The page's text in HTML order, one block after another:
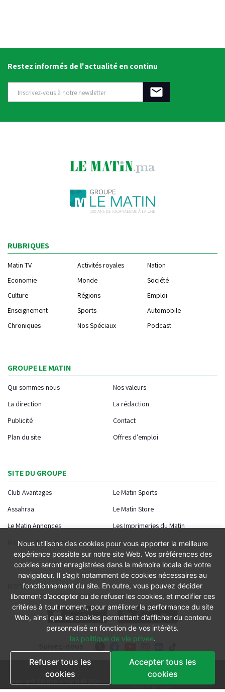
Restez informés de l'actualité en continu
Suivez-nous
RUBRIQUES
Matin TV Activités royales
Nation
Economie
Monde
Société
Culture
Régions
Emploi
Enseignement
Sports
Automobile
Chroniques
Nos Spéciaux Podcast
GROUPE LE MATIN
Qui sommes-nous
Nos valeurs
La direction
La rédaction
Publicité
Contact
Plan du site
Offres d'emploi
SITE DU GROUPE
Club Avantages
Le Matin Sports
Assahraa
Le Matin Store
Le Matin Annonces
Les Imprimeries du Matin
Morocco Today Forum
NOTRE APPLICATION
Copyright Groupe le Matin © 2026
Conditions générales
Conditions de vente
Nous utilisons des cookies pour vous apporter la meilleure
expérience possible sur notre site Web. Vos préférences des
cookies seront enregistrées dans la mémoire locale de votre
navigateur. Il s’agit notamment de cookies nécessaires au
fonctionnement du site. En outre, vous pouvez décider
librement d’accepter ou de refuser les cookies, et modifier ces
critères à tout moment, pour améliorer la performance du site
Web, ainsi que les cookies permettant d’afficher du contenu
personnalisé en fonction de vos intérêts.
les politique de vie privee.
Refuser tous les
cookies
Accepter tous les
cookies